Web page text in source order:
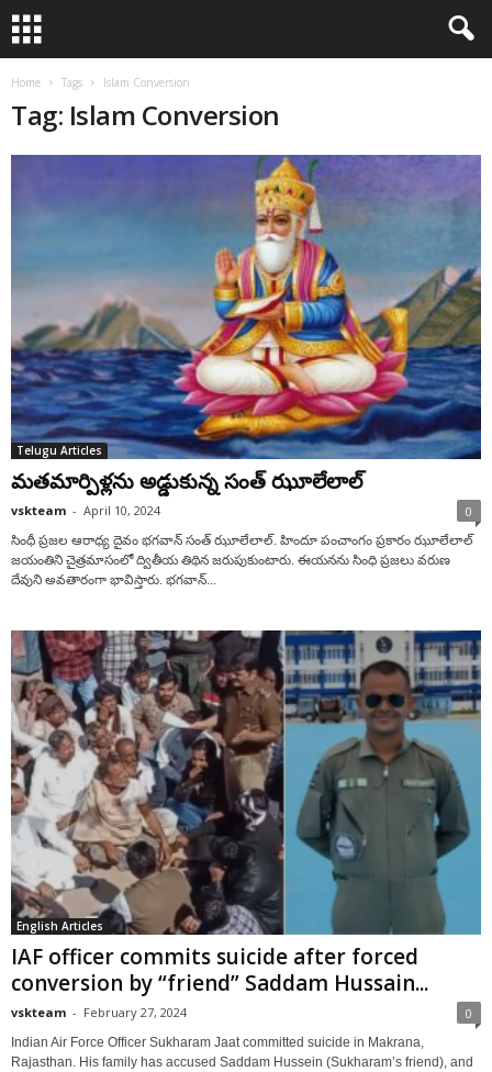
Home Tags Islam Conversion
Tag: Islam Conversion
Telugu Articles
మ‌త‌మార్పిళ్ల‌ను అడ్డుకున్న సంత్ ఝూలేలాల్‌
vskteam - April 10, 2024 0
సింధీ ప్ర‌జ‌ల ఆరాధ్య దైవం భ‌గ‌వాన్‌ సంత్ ఝూలేలాల్. హిందూ పంచాంగం ప్రకారం ఝూలేలాల్
జయంతిని చైత్రమాసంలో ద్వితీయ తిథిన జరుపుకుంటారు. ఈయనను సింధి ప్ర‌జ‌లు వరుణ
దేవుని అవతారంగా భావిస్తారు. భగవాన్...
English Articles
IAF officer commits suicide after forced
conversion by “friend” Saddam Hussain...
vskteam - February 27, 2024 0
Indian Air Force Officer Sukharam Jaat committed suicide in Makrana,
Rajasthan. His family has accused Saddam Hussein (Sukharam’s friend), and